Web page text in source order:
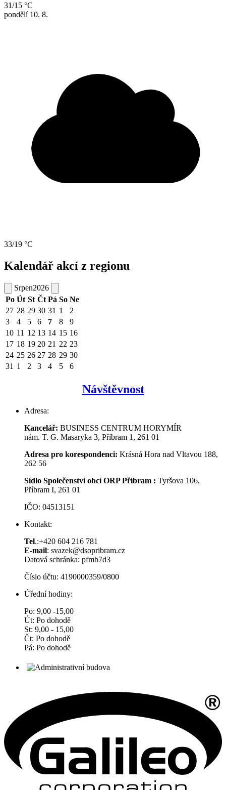
31/15 °C
pondělí 10. 8.
33/19 °C
Kalendář akcí z regionu
Srpen2026
Po Út St Čt Pá So Ne
27 28 29 30 31 1
2
3
4 5 6 7 8
9
10 11 12 13 14 15 16
17 18 19 20 21 22 23
24 25 26 27 28 29 30
31 1 2 3 4 5 6
Návštěvnost
Adresa:
Kancelář: BUSINESS CENTRUM HORYMÍR
nám. T. G. Masaryka 3, Příbram 1, 261 01
Adresa pro korespondenci: Krásná Hora nad Vltavou 188,
262 56
Sídlo Společenství obcí ORP Příbram : Tyršova 106,
Příbram I, 261 01
IČO: 04513151
Kontakt:
Tel.:+420 604 216 781
E-mail: svazek@dsopribram.cz
Datová schránka: pfmb7d3
Číslo účtu: 4190000359/0800
Úřední hodiny:
Po: 9,00 -15,00
Út: Po dohodě
St: 9,00 - 15,00
Čt: Po dohodě
Pá: Po dohodě